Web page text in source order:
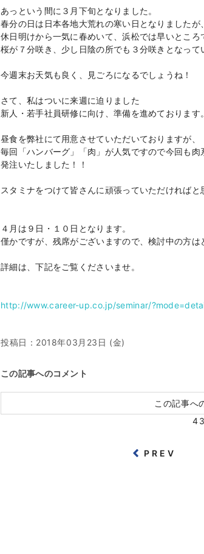
あっという間に３月下旬となりました。
春分の日は日本各地大荒れの寒い日となりましたが、
休日明けから一気に春めいて、浜松では早いところ
桜が７分咲き、少し日陰の所でも３分咲きとなって
今週末お天気も良く、見ごろになるでしょうね！
さて、私はついに来週に迫りました
新人・若手社員研修に向け、準備を進めております。
昼食を弊社にて用意させていただいておりますが、
毎回「ハンバーグ」「肉」が人気ですので今回も肉
発注いたしました！！
スタミナをつけて皆さんに頑張っていただければと
４月は９日・１０日となります。
僅かですが、残席がございますので、検討中の方は
詳細は、下記をご覧くださいませ。
http://www.career-up.co.jp/seminar/
投稿日： 2018年03月23日 (金)
この記事へのコメント
この記事へ
PREV